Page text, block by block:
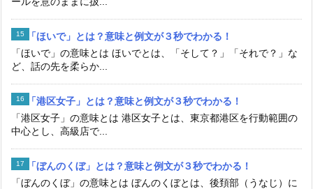
「ほいで」とは？意味と例文が３秒でわかる！
「ほいで」の意味とは ほいでとは、「そして？」「それで？」な
ど、話の先を柔らか...
「港区女子」とは？意味と例文が３秒でわかる！
「港区女子」の意味とは 港区女子とは、東京都港区を行動範囲の
中心とし、高級店で...
「ぼんのくぼ」とは？意味と例文が３秒でわかる！
「ぼんのくぼ」の意味とは ぼんのくぼとは、後頚部（うなじ）に